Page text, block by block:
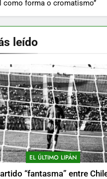
como forma o cromatismo”
leído
EL ÚLTIMO LIPÁN
“fantasma” entre